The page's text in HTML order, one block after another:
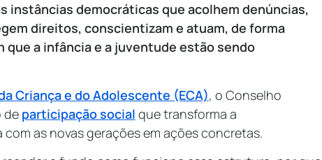
instâncias democráticas que acolhem denúncias,
direitos, conscientizam e atuam, de forma
que a infância e a juventude estão sendo
Criança e do Adolescente (ECA), o Conselho
de participação social que transforma a
as novas gerações em ações concretas.